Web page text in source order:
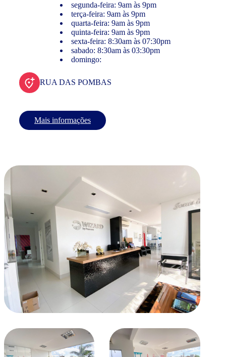
segunda-feira: 9am às 9pm
terça-feira: 9am às 9pm
quarta-feira: 9am às 9pm
quinta-feira: 9am às 9pm
sexta-feira: 8:30am às 07:30pm
sabado: 8:30am às 03:30pm
domingo:
RUA DAS POMBAS
Mais informações